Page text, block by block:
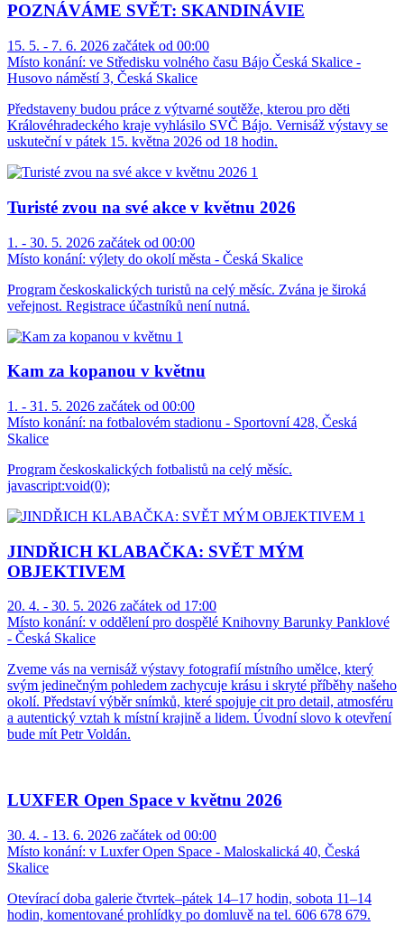
POZNÁVÁME SVĚT: SKANDINÁVIE
15. 5. - 7. 6. 2026 začátek od 00:00
Místo konání: ve Středisku volného času Bájo Česká Skalice -
Husovo náměstí 3, Česká Skalice
Představeny budou práce z výtvarné soutěže, kterou pro děti
Královéhradeckého kraje vyhlásilo SVČ Bájo. Vernisáž výstavy se
uskuteční v pátek 15. května 2026 od 18 hodin.
Turisté zvou na své akce v květnu 2026
1. - 30. 5. 2026 začátek od 00:00
Místo konání: výlety do okolí města - Česká Skalice
Program českoskalických turistů na celý měsíc. Zvána je široká
veřejnost. Registrace účastníků není nutná.
Kam za kopanou v květnu
1. - 31. 5. 2026 začátek od 00:00
Místo konání: na fotbalovém stadionu - Sportovní 428, Česká
Skalice
Program českoskalických fotbalistů na celý měsíc.
javascript:void(0);
JINDŘICH KLABAČKA: SVĚT MÝM
OBJEKTIVEM
20. 4. - 30. 5. 2026 začátek od 17:00
Místo konání: v oddělení pro dospělé Knihovny Barunky Panklové
- Česká Skalice
Zveme vás na vernisáž výstavy fotografií místního umělce, který
svým jedinečným pohledem zachycuje krásu i skryté příběhy našeho
okolí. Představí výběr snímků, které spojuje cit pro detail, atmosféru
a autentický vztah k místní krajině a lidem. Úvodní slovo k otevření
bude mít Petr Voldán.
LUXFER Open Space v květnu 2026
30. 4. - 13. 6. 2026 začátek od 00:00
Místo konání: v Luxfer Open Space - Maloskalická 40, Česká
Skalice
Otevírací doba galerie čtvrtek–pátek 14–17 hodin, sobota 11–14
hodin, komentované prohlídky po domluvě na tel. 606 678 679.